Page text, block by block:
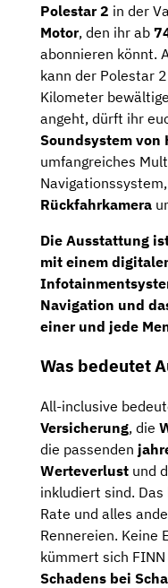
Polestar 2 in der
Motor, den ihr ab
abonnieren könnt.
kann der Polestar
Kilometer
angeht, dürft ihr
Soundsystem von
umfangreiches
Rückfahrkamera
Die Ausstattung
mit einem
Navigation und
einer und jede
Was bedeutet
All-inclusive
Versicherung, die
die passenden
Werteverlust und
inkludiert sind.
Rate und alles
Rennereien. Keine
kümmert sich
Schadens bei